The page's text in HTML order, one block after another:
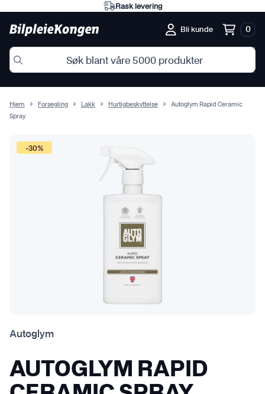
Rask levering
Bli kunde 0
Hjem Forsegling Lakk Hurtigbeskyttelse
Autoglym Rapid Ceramic
Spray
-30%
Autoglym
AUTOGLYM RAPID